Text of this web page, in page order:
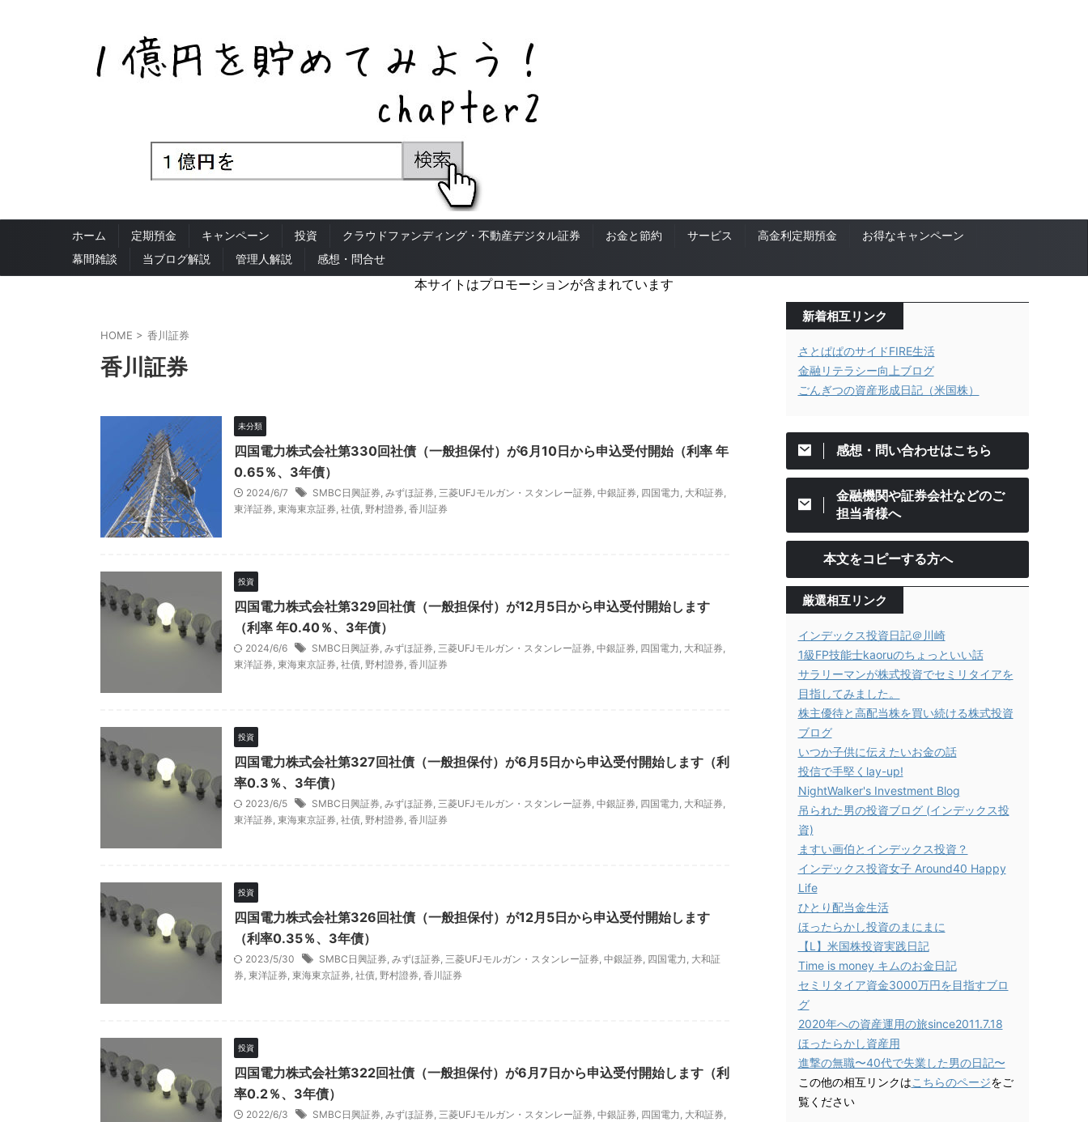
ホーム 定期預金 キャンペーン 投資 クラウドファンディング・不動産デジタル証券 お金と節約 サービス 高金利定期預金
お得なキャンペーン
幕間雑談
当ブログ解説 管理人解説 感想・問合せ
本サイトはプロモーションが含まれています
HOME > 香川証券
香川証券
未分類
四国電力株式会社第330回社債（一般担保付）が6月10日から申込受付開始（利率 年
0.65％、3年債）
2024/6/7 SMBC日興証券, みずほ証券, 三菱UFJモルガン・スタンレー証券, 中銀証券, 四国電力, 大和証券,
東洋証券, 東海東京証券, 社債, 野村證券, 香川証券
投資
四国電力株式会社第329回社債（一般担保付）が12月5日から申込受付開始します
（利率 年0.40％、3年債）
2024/6/6 SMBC日興証券, みずほ証券, 三菱UFJモルガン・スタンレー証券, 中銀証券, 四国電力, 大和証券,
東洋証券, 東海東京証券, 社債, 野村證券, 香川証券
投資
四国電力株式会社第327回社債（一般担保付）が6月5日から申込受付開始します（利
率0.3％、3年債）
2023/6/5 SMBC日興証券, みずほ証券, 三菱UFJモルガン・スタンレー証券, 中銀証券, 四国電力, 大和証券,
東洋証券, 東海東京証券, 社債, 野村證券, 香川証券
投資
四国電力株式会社第326回社債（一般担保付）が12月5日から申込受付開始します
（利率0.35％、3年債）
2023/5/30 SMBC日興証券, みずほ証券, 三菱UFJモルガン・スタンレー証券, 中銀証券, 四国電力, 大和証
券, 東洋証券, 東海東京証券, 社債, 野村證券, 香川証券
投資
四国電力株式会社第322回社債（一般担保付）が6月7日から申込受付開始します（利
率0.2％、3年債）
2022/6/3 SMBC日興証券, みずほ証券, 三菱UFJモルガン・スタンレー証券, 中銀証券, 四国電力, 大和証券,
新着相互リンク
さとぱぱのサイドFIRE生活
金融リテラシー向上ブログ
ごんぎつの資産形成日記（米国株）
感想・問い合わせはこちら
金融機関や証券会社などのご
担当者様へ
本文をコピーする方へ
厳選相互リンク
インデックス投資日記＠川崎
1級FP技能士kaoruのちょっといい話
サラリーマンが株式投資でセミリタイアを
目指してみました。
株主優待と高配当株を買い続ける株式投資
ブログ
いつか子供に伝えたいお金の話
投信で手堅くlay-up!
NightWalker's Investment Blog
吊られた男の投資ブログ (インデックス投
資)
ますい画伯とインデックス投資？
インデックス投資女子 Around40 Happy
Life
ひとり配当金生活
ほったらかし投資のまにまに
【L】米国株投資実践日記
Time is money キムのお金日記
セミリタイア資金3000万円を目指すブロ
グ
2020年への資産運用の旅since2011.7.18
ほったらかし資産用
進撃の無職〜40代で失業した男の日記〜
この他の相互リンクはこちらのページをご
覧ください